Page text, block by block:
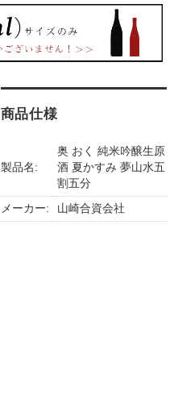
商品仕様
製品名:
奥 おく 純米吟醸生原
酒 夏かすみ 夢山水五
割五分
メーカー: 山崎合資会社